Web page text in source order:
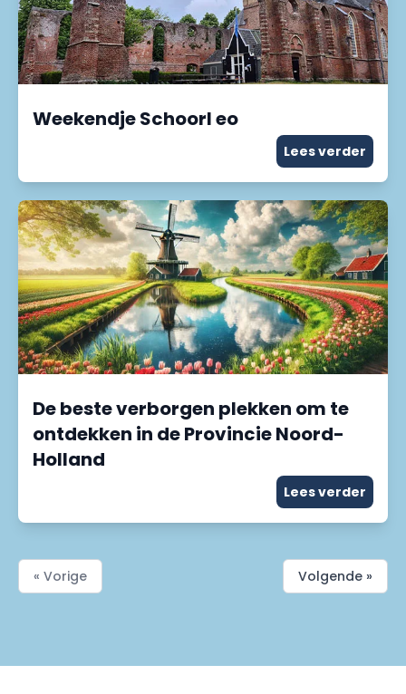
Weekendje Schoorl eo
Lees verder
De beste verborgen plekken om te
ontdekken in de Provincie Noord-
Holland
Lees verder
« Vorige Volgende »